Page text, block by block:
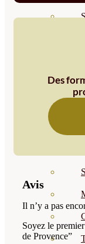
Des
Avis
Il n’y a pas
Soyez le
de Provence”